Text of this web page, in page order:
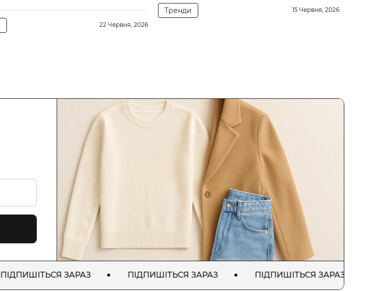
22 Червня, 2026
Тренди 15 Червня, 2026
ЗАРАЗ ПІДПИШІТЬСЯ ЗАРАЗ ПІДПИШІТЬСЯ ЗАРАЗ